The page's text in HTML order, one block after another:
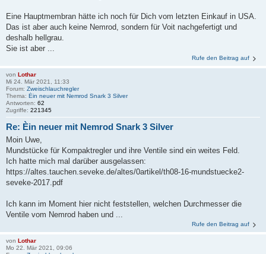
Eine Hauptmembran hätte ich noch für Dich vom letzten Einkauf in USA.
Das ist aber auch keine Nemrod, sondern für Voit nachgefertigt und
deshalb hellgrau.
Sie ist aber ...
Rufe den Beitrag auf
von Lothar
Mi 24. Mär 2021, 11:33
Forum: Zweischlauchregler
Thema: Èin neuer mit Nemrod Snark 3 Silver
Antworten: 62
Zugriffe: 221345
Re: Èin neuer mit Nemrod Snark 3 Silver
Moin Uwe,
Mundstücke für Kompaktregler und ihre Ventile sind ein weites Feld.
Ich hatte mich mal darüber ausgelassen:
https://altes.tauchen.seveke.de/altes/0artikel/th08-16-mundstuecke2-
seveke-2017.pdf
Ich kann im Moment hier nicht feststellen, welchen Durchmesser die
Ventile vom Nemrod haben und ...
Rufe den Beitrag auf
von Lothar
Mo 22. Mär 2021, 09:06